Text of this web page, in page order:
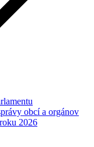
obcí a orgánov
2026